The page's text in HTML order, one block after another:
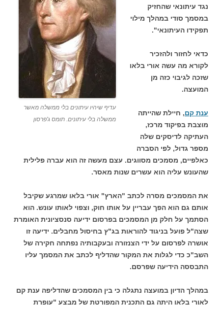
עדיף שיהיו עיתונים בלי ממשלה מאשר
ממשלה בלי עיתונים. תומס ג'פרסון
נגד עיתונאי שהחזיק
במסמך סודי במהלך מילוי
תפקידו העיתונאי".
כדאי לחזור ולהזכיר
לקורא מה עשה אורי בלאו
שזכה לגיבוי כזה מן
המועצה.
ענת קם, חיילת שהייתה
מוצבת בפיקוד מרכז,
העתיקה לדיסקים שלה
מספר גדול, לפי הסברה
כאלפיים, מסמכים מסווגים. עצם מעשה זה הוא עברה פלילית
שהעונש עליה הוא עשרים שנות מאסר.
את המסמכים מסרה לכתב "הארץ" אורי בלאו שמרגע שקיבל
אותם גם הוא הפך עבריין על אותו חוק, וצפוי לאותו עונש. הוא
הסתמך על חלק מן המסמכים בפרסום ידיעה סנסציונית האומרת
שצה"ל פועל בניגוד להוראות בג"ץ בחיסול מחבלים. ידיעה זו
אושרה לפרסום על ידי הצנזורה ובעקבותיה נפתחה חקירה של
השב"כ כדי לגלות את המקור שהדליף לכתב את המסמך עליו
התבססה הידיעה שפרסם.
במהלך הדיון במועצה נתגלה כי בין המסמכים שהדליפה ענת קם
לאורי בלאו היתה גם התכנית המפורטת של מבצע "עופרת